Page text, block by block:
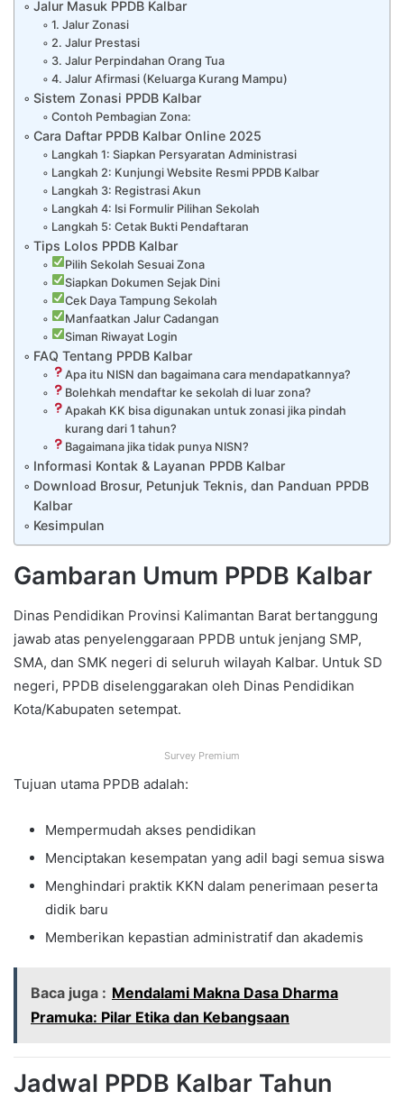
Jalur Masuk PPDB Kalbar
1. Jalur Zonasi
2. Jalur Prestasi
3. Jalur Perpindahan Orang Tua
4. Jalur Afirmasi (Keluarga Kurang Mampu)
Sistem Zonasi PPDB Kalbar
Contoh Pembagian Zona:
Cara Daftar PPDB Kalbar Online 2025
Langkah 1: Siapkan Persyaratan Administrasi
Langkah 2: Kunjungi Website Resmi PPDB Kalbar
Langkah 3: Registrasi Akun
Langkah 4: Isi Formulir Pilihan Sekolah
Langkah 5: Cetak Bukti Pendaftaran
Tips Lolos PPDB Kalbar
Pilih Sekolah Sesuai Zona
Siapkan Dokumen Sejak Dini
Cek Daya Tampung Sekolah
Manfaatkan Jalur Cadangan
Siman Riwayat Login
FAQ Tentang PPDB Kalbar
Apa itu NISN dan bagaimana cara mendapatkannya?
Bolehkah mendaftar ke sekolah di luar zona?
Apakah KK bisa digunakan untuk zonasi jika pindah
kurang dari 1 tahun?
Bagaimana jika tidak punya NISN?
Informasi Kontak & Layanan PPDB Kalbar
Download Brosur, Petunjuk Teknis, dan Panduan PPDB
Kalbar
Kesimpulan
Gambaran Umum PPDB Kalbar
Dinas Pendidikan Provinsi Kalimantan Barat bertanggung
jawab atas penyelenggaraan PPDB untuk jenjang SMP,
SMA, dan SMK negeri di seluruh wilayah Kalbar. Untuk SD
negeri, PPDB diselenggarakan oleh Dinas Pendidikan
Kota/Kabupaten setempat.
Survey Premium
Tujuan utama PPDB adalah:
Mempermudah akses pendidikan
Menciptakan kesempatan yang adil bagi semua siswa
Menghindari praktik KKN dalam penerimaan peserta
didik baru
Memberikan kepastian administratif dan akademis
Baca juga : Mendalami Makna Dasa Dharma
Pramuka: Pilar Etika dan Kebangsaan
Jadwal PPDB Kalbar Tahun